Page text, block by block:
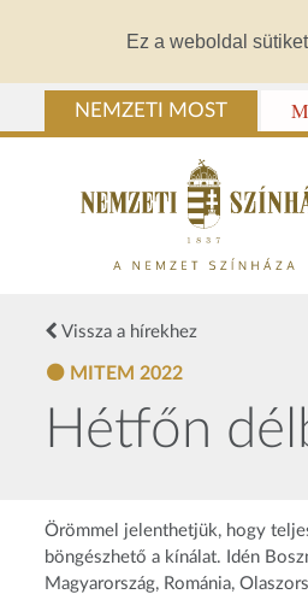
Ez a weboldal
NEMZETI MOST
Vissza a hírekhez
MITEM 2022
Hétfőn
Örömmel jelenthetjük, hogy
böngészhető a kínálat. Idén
Magyarország, Románia,